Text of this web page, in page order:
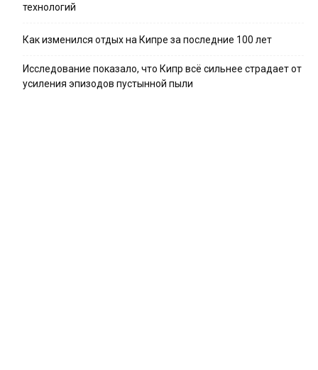
технологий
Как изменился отдых на Кипре за последние 100 лет
Исследование показало, что Кипр всё сильнее страдает от
усиления эпизодов пустынной пыли